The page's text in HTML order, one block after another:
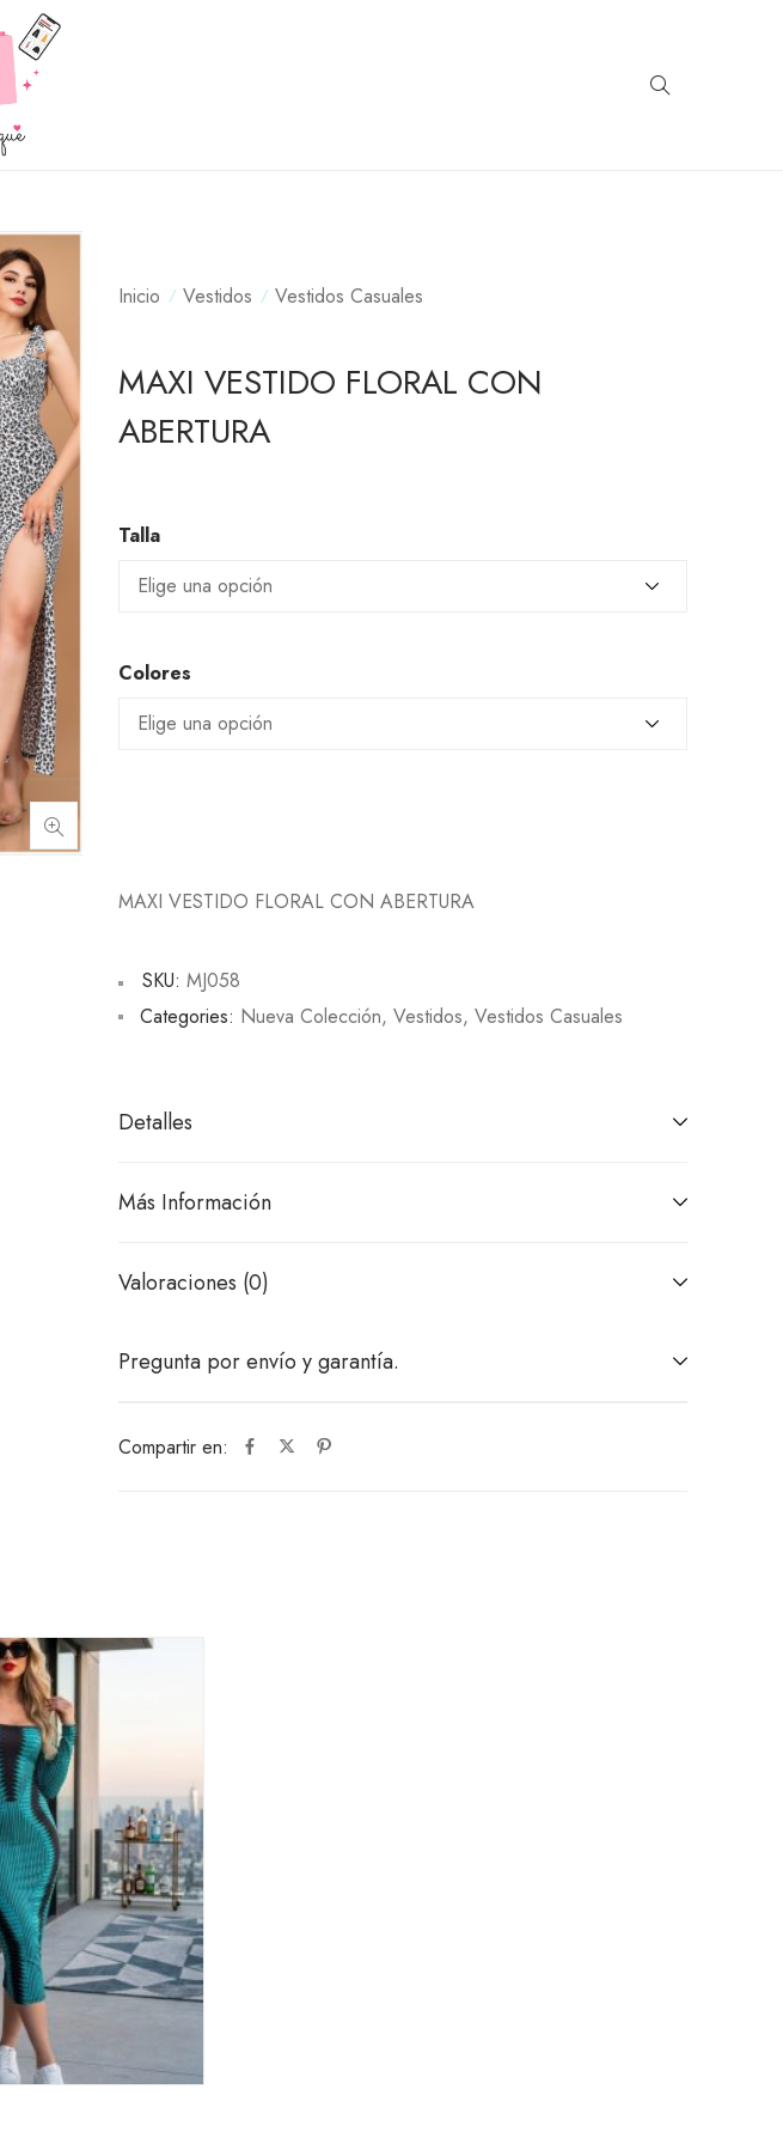
Inicio Vestidos Vestidos Casuales
MAXI VESTIDO FLORAL CON
ABERTURA
Talla
Colores
MAXI VESTIDO FLORAL CON ABERTURA
Compartir en:
SKU: MJ058
Categories: Nueva Colección,Vestidos,Vestidos Casuales
Detalles
Más Información
Valoraciones (0)
Pregunta por envío y garantía.